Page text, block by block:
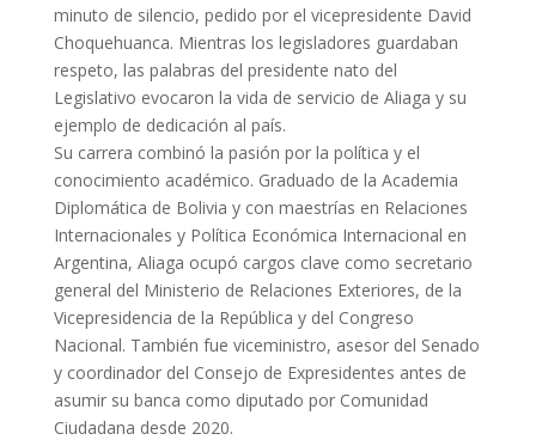
minuto de silencio, pedido por el vicepresidente David
Choquehuanca. Mientras los legisladores guardaban
respeto, las palabras del presidente nato del
Legislativo evocaron la vida de servicio de Aliaga y su
ejemplo de dedicación al país.
Su carrera combinó la pasión por la política y el
conocimiento académico. Graduado de la Academia
Diplomática de Bolivia y con maestrías en Relaciones
Internacionales y Política Económica Internacional en
Argentina, Aliaga ocupó cargos clave como secretario
general del Ministerio de Relaciones Exteriores, de la
Vicepresidencia de la República y del Congreso
Nacional. También fue viceministro, asesor del Senado
y coordinador del Consejo de Expresidentes antes de
asumir su banca como diputado por Comunidad
Ciudadana desde 2020.